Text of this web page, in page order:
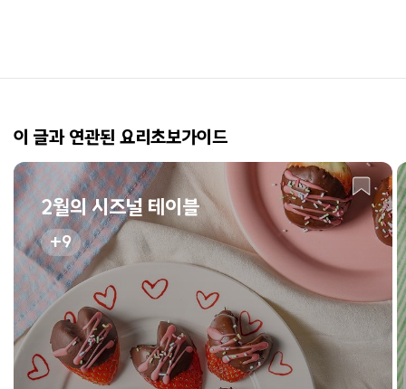
이 글과 연관된 요리초보가이드
2월의 시즈널 테이블
9